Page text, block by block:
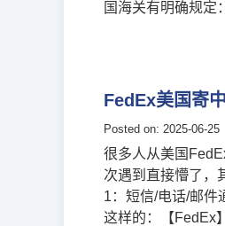
国海关有明确规定
FedEx美国寄
Posted on: 2025-06-25
很多人从美国
次遇到直接懵了，
1：短信/电话/邮件
这样的：【FedEx